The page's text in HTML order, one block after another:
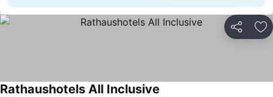
Rathaushotels All Inclusive